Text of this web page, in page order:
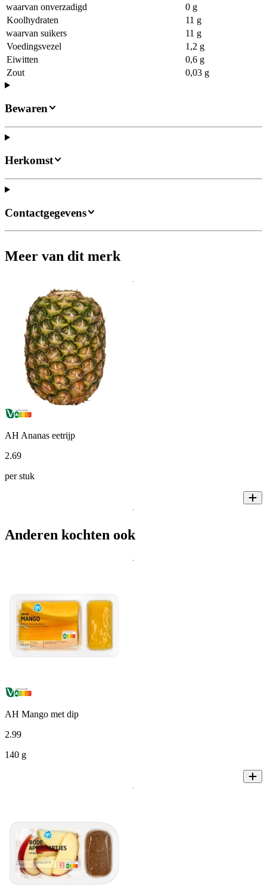
waarvan onverzadigd
0 g
Koolhydraten
11 g
waarvan suikers
11 g
Voedingsvezel
1,2 g
Eiwitten
0,6 g
Zout
0,03 g
Bewaren
Herkomst
Contactgegevens
Meer van dit merk
AH Ananas eetrijp
2.69
per stuk
Anderen kochten ook
AH Mango met dip
2.99
140 g